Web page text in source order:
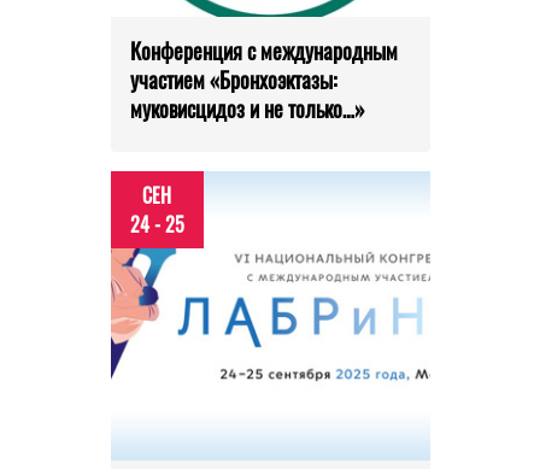
Конференция с международным
участием «Бронхоэктазы:
муковисцидоз и не только…»
СЕН
24 - 25